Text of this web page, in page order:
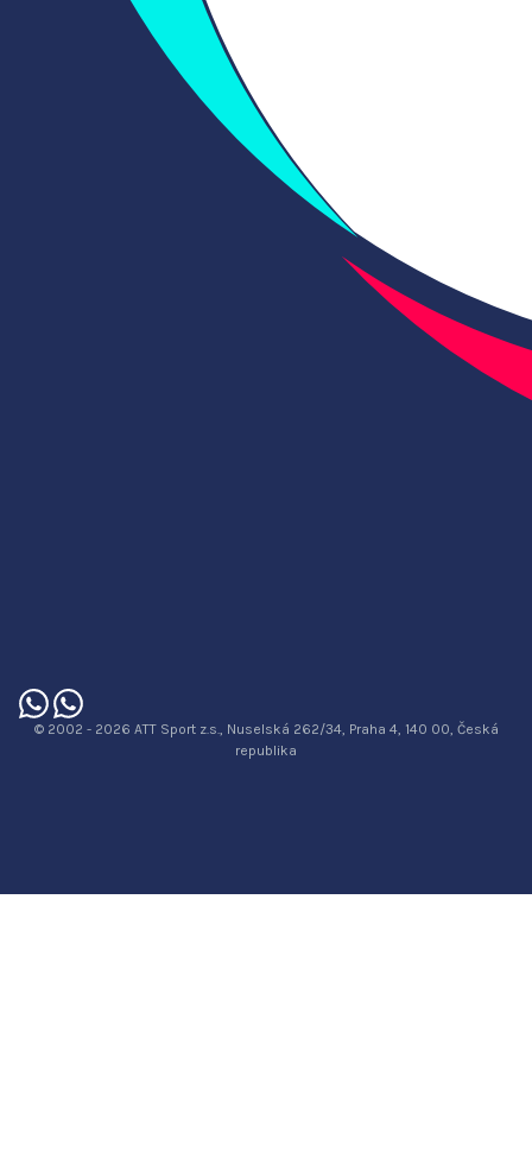
© 2002 - 2026 ATT Sport z.s., Nuselská 262/34, Praha 4, 140 00, Česká
republika